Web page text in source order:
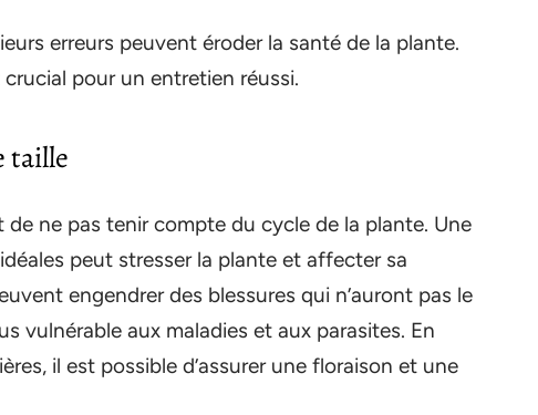
erreurs peuvent éroder la santé de la plante.
pour un entretien réussi.
taille
de ne pas tenir compte du cycle de la plante. Une
peut stresser la plante et affecter sa
engendrer des blessures qui n’auront pas le
vulnérable aux maladies et aux parasites. En
il est possible d’assurer une floraison et une